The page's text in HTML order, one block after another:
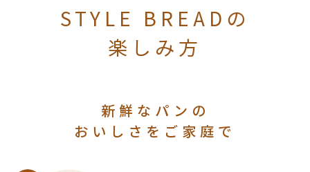
しいわけじゃなくて、ちょっとした
おかずと合わせても美味しいし。娘
のお弁当にも良く持たせてました。
STYLE BREADの
楽しみ方
新鮮なパンの
おいしさをご家庭で